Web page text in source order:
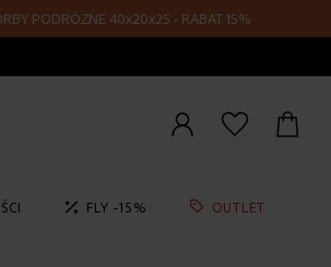
40x20x25 - RABAT 15%
FLY -15% OUTLET